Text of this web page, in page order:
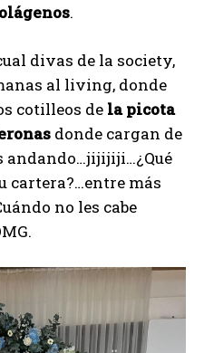
.
divas de la society,
al living, donde
cotilleos de la picota
donde cargan de
andando…jijijiji…¿Qué
cartera?…entre más
no les cabe